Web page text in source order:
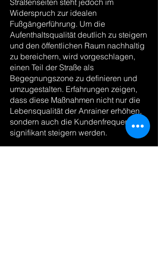
Widerspruch zur idealen
Fußgängerführung. Um die
Aufenthaltsqualität deutlich zu steigern
und den öffentlichen Raum nachhaltig
zu bereichern, wird vorgeschlagen,
einen Teil der Straße als
Begegnungszone zu definieren und
umzugestalten. Erfahrungen zeigen,
dass diese Maßnahmen nicht nur die
Lebensqualität der Anrainer erhöhen,
sondern auch die Kundenfrequenz
signifikant steigern werden.